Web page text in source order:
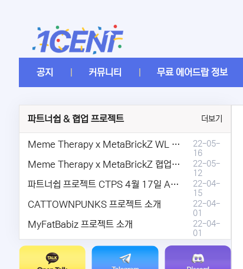
공지 커뮤니티 무료 에어드랍 정보
파트너쉽 & 협업 프로젝트 더보기
Meme Therapy x MetaBrickZ WL & AriDrop 이벤트 결과안내!
22-05-
16
Meme Therapy x MetaBrickZ 협업 & WL , AriDrop 이벤트 안내
22-05-
12
파트너쉽 프로젝트 CTPS 4월 17일 AMA안내.
22-04-
15
CATTOWNPUNKS 프로젝트 소개
22-04-
01
MyFatBabiz 프로젝트 소개
22-04-
01